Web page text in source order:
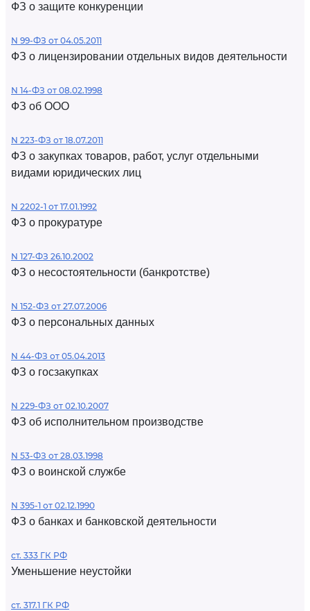
ФЗ о защите конкуренции
N 99-ФЗ от 04.05.2011
ФЗ о лицензировании отдельных видов деятельности
N 14-ФЗ от 08.02.1998
ФЗ об ООО
N 223-ФЗ от 18.07.2011
ФЗ о закупках товаров, работ, услуг отдельными
видами юридических лиц
N 2202-1 от 17.01.1992
ФЗ о прокуратуре
N 127-ФЗ 26.10.2002
ФЗ о несостоятельности (банкротстве)
N 152-ФЗ от 27.07.2006
ФЗ о персональных данных
N 44-ФЗ от 05.04.2013
ФЗ о госзакупках
N 229-ФЗ от 02.10.2007
ФЗ об исполнительном производстве
N 53-ФЗ от 28.03.1998
ФЗ о воинской службе
N 395-1 от 02.12.1990
ФЗ о банках и банковской деятельности
ст. 333 ГК РФ
Уменьшение неустойки
ст. 317.1 ГК РФ